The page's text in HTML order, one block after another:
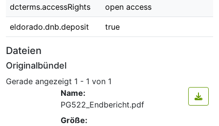
dcterms.accessRights open access
eldorado.dnb.deposit true
Dateien
Originalbündel
Gerade angezeigt 1 - 1 von 1
Name:
PG522_Endbericht.pdf
Größe: